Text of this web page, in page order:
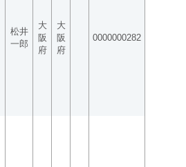
松井
一郎
大
阪
府
大
阪
府
0000000282